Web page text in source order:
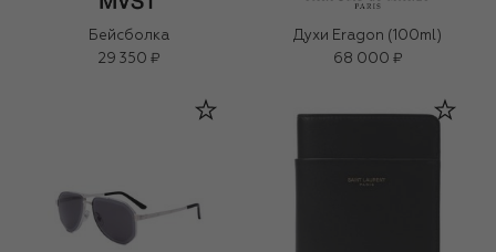
Бейсболка
29 350 ₽
Духи Eragon (100ml)
68 000 ₽